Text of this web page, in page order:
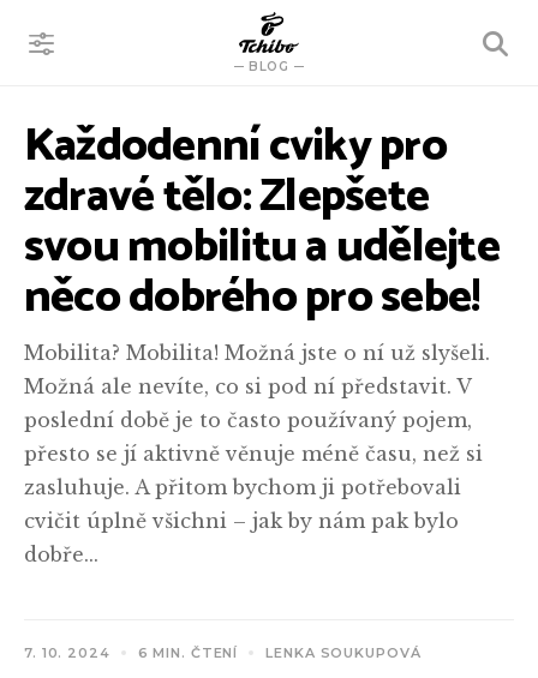
BLOG
VYHLEDÁVÁNÍ
Každodenní cviky pro
zdravé tělo: Zlepšete
svou mobilitu a udělejte
něco dobrého pro sebe!
Mobilita? Mobilita! Možná jste o ní už slyšeli.
Možná ale nevíte, co si pod ní představit. V
poslední době je to často používaný pojem,
přesto se jí aktivně věnuje méně času, než si
zasluhuje. A přitom bychom ji potřebovali
cvičit úplně všichni – jak by nám pak bylo
dobře...
7. 10. 2024 6 MIN. ČTENÍ LENKA SOUKUPOVÁ